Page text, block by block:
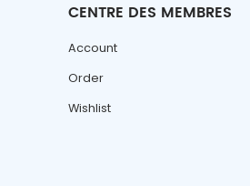
CENTRE DES MEMBRES
Account
Order
Wishlist